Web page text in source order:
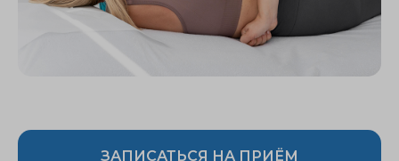
ЗАПИСАТЬСЯ НА ПРИЁМ